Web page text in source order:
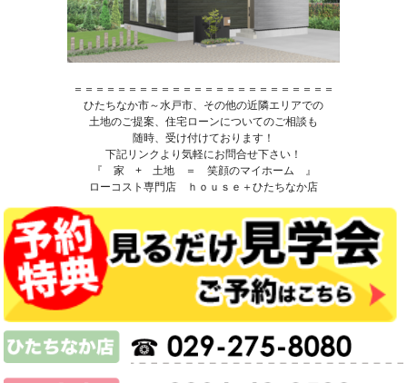
＝＝＝＝＝＝＝＝＝＝＝＝＝＝＝＝＝＝＝＝＝＝＝＝
ひたちなか市～水戸市、その他の近隣エリアでの
土地のご提案、住宅ローンについてのご相談も
随時、受け付けております！
下記リンクより気軽にお問合せ下さい！
『 家 + 土地 ＝ 笑顔のマイホーム 』
ローコスト専門店 ｈｏｕｓｅ＋ひたちなか店